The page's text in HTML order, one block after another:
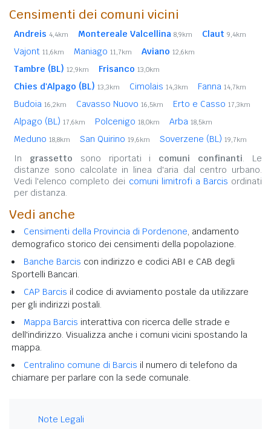
Censimenti dei comuni vicini
Andreis 4,4km Montereale Valcellina 8,9km Claut 9,4km
Vajont 11,6km Maniago 11,7km Aviano 12,6km
Tambre (BL) 12,9km Frisanco 13,0km
Chies d'Alpago (BL) 13,3km Cimolais 14,3km Fanna 14,7km
Budoia 16,2km Cavasso Nuovo 16,5km Erto e Casso 17,3km
Alpago (BL) 17,6km Polcenigo 18,0km Arba 18,5km
Meduno 18,8km San Quirino 19,6km Soverzene (BL) 19,7km
In grassetto sono riportati i comuni confinanti. Le
distanze sono calcolate in linea d'aria dal centro urbano.
Vedi l'elenco completo dei comuni limitrofi a Barcis ordinati
per distanza.
Vedi anche
Censimenti della Provincia di Pordenone, andamento
demografico storico dei censimenti della popolazione.
Banche Barcis con indirizzo e codici ABI e CAB degli
Sportelli Bancari.
CAP Barcis il codice di avviamento postale da utilizzare
per gli indirizzi postali.
Mappa Barcis interattiva con ricerca delle strade e
dell'indirizzo. Visualizza anche i comuni vicini spostando la
mappa.
Centralino comune di Barcis il numero di telefono da
chiamare per parlare con la sede comunale.
Note Legali